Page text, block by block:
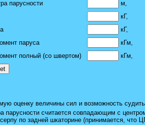
парусности
м,
кГ,
кГ,
паруса
кГм,
полный (со швертом)
кГм,
оценку величины сил и возможность
парусности считается совпадающим с
по задней шкаторине (принимается,